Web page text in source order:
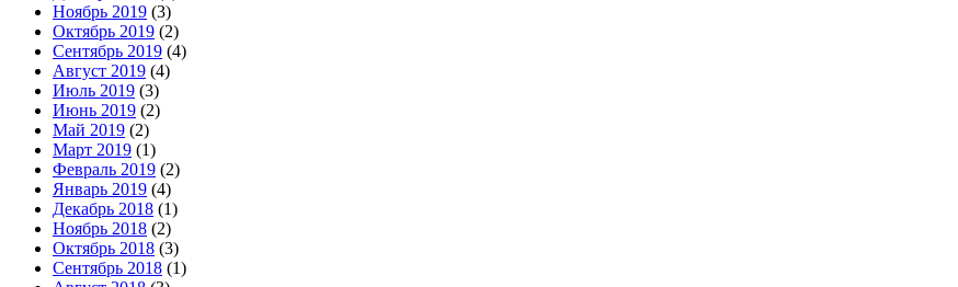
Ноябрь 2019 (3)
Октябрь 2019 (2)
Сентябрь 2019 (4)
Август 2019 (4)
Июль 2019 (3)
Июнь 2019 (2)
Май 2019 (2)
Март 2019 (1)
Февраль 2019 (2)
Январь 2019 (4)
Декабрь 2018 (1)
Ноябрь 2018 (2)
Октябрь 2018 (3)
Сентябрь 2018 (1)